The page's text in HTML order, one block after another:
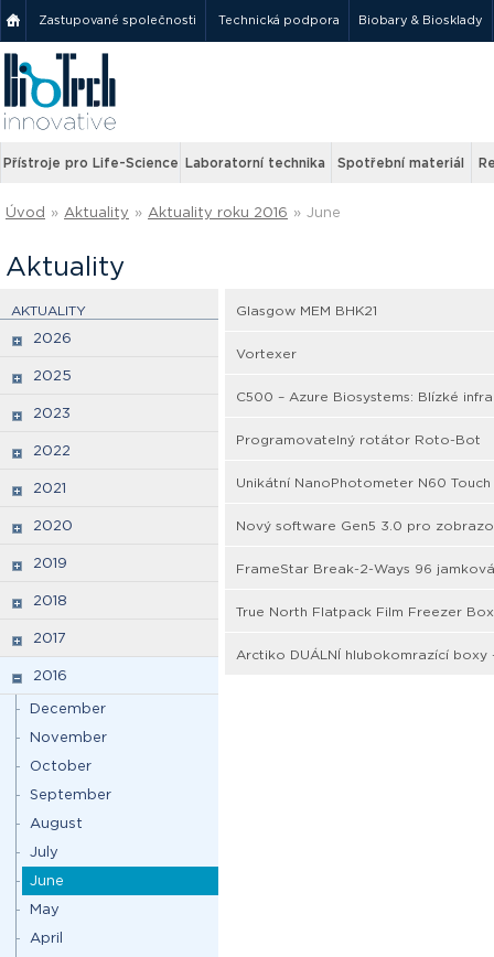
Zastupované společnosti Technická podpora Biobary & Biosklady
Přístroje pro Life-Science Laboratorní technika Spotřební materiál
Úvod » Aktuality » Aktuality roku 2016 » June
Aktuality
AKTUALITY
2026
2025
2023
2022
2021
2020
2019
2018
2017
2016
December
November
October
September
August
July
June
May
April
Glasgow MEM BHK21
Vortexer
C500 – Azure Biosystems: Blízké
Programovatelný rotátor Roto-Bot
Unikátní NanoPhotometer N60
Nový software Gen5 3.0 pro
FrameStar Break-2-Ways 96
True North Flatpack Film Freezer Box
Arctiko DUÁLNÍ hlubokomrazící boxy